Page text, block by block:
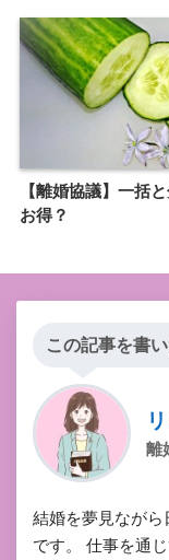
【離婚協議】一括
お得？
この記事を書
離
結婚を夢見なが
です。 仕事を通